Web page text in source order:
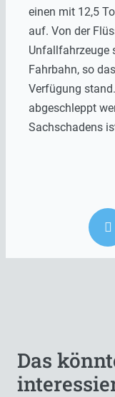
einen mit 12,5
auf. Von der
Unfallfahrzeuge
Fahrbahn, so
Verfügung
abgeschleppt
Sachschadens
Das